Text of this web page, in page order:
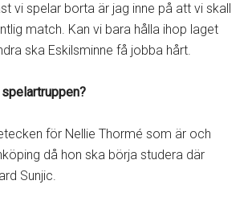
vi spelar borta är jag inne på att vi skall
match. Kan vi bara hålla ihop laget
ska Eskilsminne få jobba hårt.
för Nellie Thormé som är och
då hon ska börja studera där
Sunjic.